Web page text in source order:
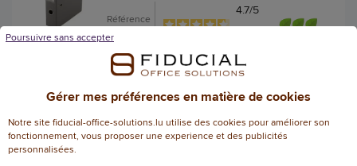
Référence
4.7/5
-
Classeur à levier Colors FIDUCIAL - Dos 7,5
cm
+ 13 couleurs
4,60 € HT
(5,38 € TTC)
Gérer mes préférences en matière de cookies
Notre site fiducial-office-solutions.lu utilise des cookies pour améliorer son
fonctionnement, vous proposer une experience et des publicités
personnalisées.
Poursuivre sans accepter